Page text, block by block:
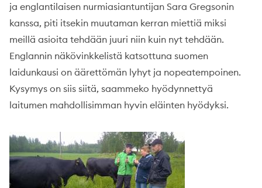
ja englantilaisen nurmiasiantuntijan Sara Gregsonin
kanssa, piti itsekin muutaman kerran miettiä miksi
meillä asioita tehdään juuri niin kuin nyt tehdään.
Englannin näkövinkkelistä katsottuna suomen
laidunkausi on äärettömän lyhyt ja nopeatempoinen.
Kysymys on siis siitä, saammeko hyödynnettyä
laitumen mahdollisimman hyvin eläinten hyödyksi.